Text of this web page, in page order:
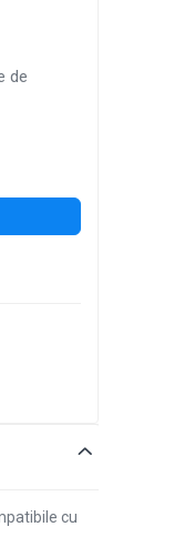
de
cu